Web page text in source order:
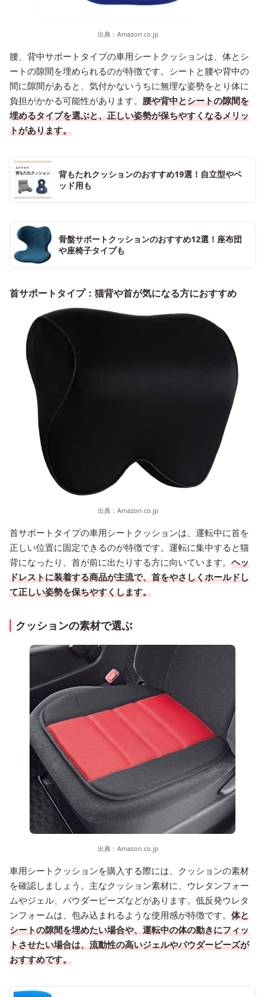
出典： Amazon.co.jp
腰、背中サポートタイプの車用シートクッションは、体とシ
ートの隙間を埋められるのが特徴です。シートと腰や背中の
間に隙間があると、気付かないうちに無理な姿勢をとり体に
負担がかかる可能性があります。 腰や背中とシートの隙間を
埋めるタイプを選ぶと、正しい姿勢が保ちやすくなるメリッ
トがあります。
背もたれクッションのおすすめ19選！自立型やベ
ッド用も
骨盤サポートクッションのおすすめ12選！座布団
や座椅子タイプも
首サポートタイプ：猫背や首が気になる方におすすめ
出典： Amazon.co.jp
首サポートタイプの車用シートクッションは、運転中に首を
正しい位置に固定できるのが特徴です。運転に集中すると猫
背になったり、首が前に出たりする方に向いています。 ヘッ
ドレストに装着する商品が主流で、首をやさしくホールドし
て正しい姿勢を保ちやすくします。
クッションの素材で選ぶ
出典： Amazon.co.jp
車用シートクッションを購入する際には、クッションの素材
を確認しましょう。主なクッション素材に、ウレタンフォー
ムやジェル、パウダービーズなどがあります。低反発ウレタ
ンフォームは、包み込まれるような使用感が特徴です。 体と
シートの隙間を埋めたい場合や、運転中の体の動きにフィッ
トさせたい場合は、流動性の高いジェルやパウダービーズが
おすすめです。